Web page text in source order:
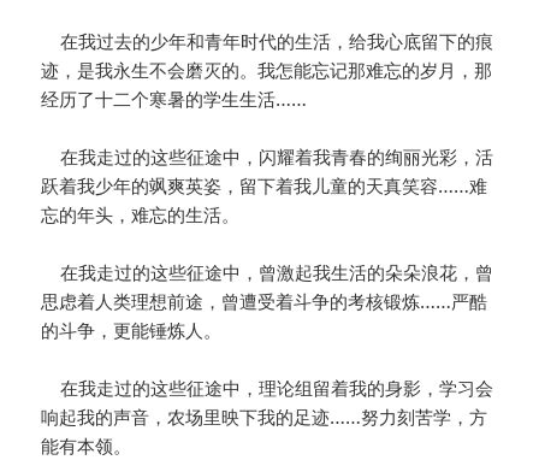
在我过去的少年和青年时代的生活，给我心底留下的痕
迹，是我永生不会磨灭的。我怎能忘记那难忘的岁月，那
经历了十二个寒暑的学生生活……
在我走过的这些征途中，闪耀着我青春的绚丽光彩，活
跃着我少年的飒爽英姿，留下着我儿童的天真笑容……难
忘的年头，难忘的生活。
在我走过的这些征途中，曾激起我生活的朵朵浪花，曾
思虑着人类理想前途，曾遭受着斗争的考核锻炼……严酷
的斗争，更能锤炼人。
在我走过的这些征途中，理论组留着我的身影，学习会
响起我的声音，农场里映下我的足迹……努力刻苦学，方
能有本领。